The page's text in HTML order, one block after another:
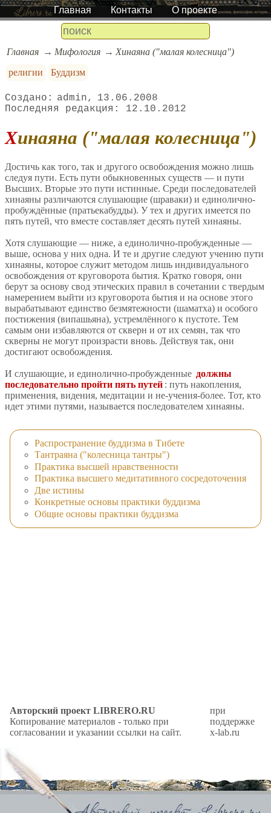
Главная Контакты О проекте
Главная Мифология
Хинаяна ("малая колесница")
религии
Буддизм
admin
13.06.2008
12.10.2012
Хинаяна ("малая колесница")
Достичь как того, так и другого освобождения можно лишь
следуя пути. Есть пути обыкновенных существ — и пути
Высших. Вторые это пути истинные. Среди последователей
хинаяны различаются слушающие (шраваки) и единолично-
пробуждённые (пратьекабудды). У тех и других имеется по
пять путей, что вместе составляет десять путей хинаяны.
Хотя слушающие — ниже, а единолично-пробужденные —
выше, основа у них одна. И те и другие следуют учению пути
хинаяны, которое служит методом лишь индивидуального
освобождения от круговорота бытия. Кратко говоря, они
берут за основу свод этических правил в сочетании с твердым
намерением выйти из круговорота бытия и на основе этого
вырабатывают единство безмятежности (шаматха) и особого
постижения (випашьяна), устремлённого к пустоте. Тем
самым они избавляются от скверн и от их семян, так что
скверны не могут произрасти вновь. Действуя так, они
достигают освобождения.
И слушающие, и единолично-пробужденные должны
последовательно пройти пять путей : путь накопления,
применения, видения, медитации и не-учения-более. Тот, кто
идет этими путями, называется последователем хинаяны.
Распространение буддизма в Тибете
Тантраяна ("колесница тантры")
Практика высшей нравственности
Практика высшего медитативного сосредоточения
Две истины
Конкретные основы практики буддизма
Общие основы практики буддизма
Авторский проект LIBRERO.RU
Копирование материалов - только при
согласовании и указании ссылки на сайт.
при
поддержке
x-lab.ru